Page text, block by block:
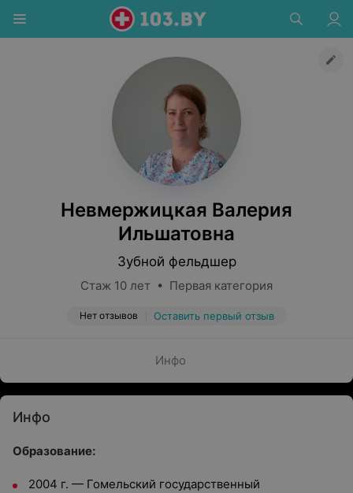
Невмержицкая Валерия
Ильшатовна
Зубной фельдшер
Стаж 10 лет • Первая категория
Нет отзывов Оставить первый отзыв
Инфо
Инфо
Образование:
2004 г. — Гомельский государственный